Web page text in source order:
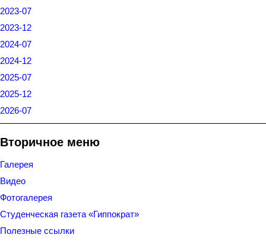
2023-07
2023-12
2024-07
2024-12
2025-07
2025-12
2026-07
Вторичное меню
Галерея
Видео
Фотогалерея
Студенческая газета «Гиппократ»
Полезные ссылки